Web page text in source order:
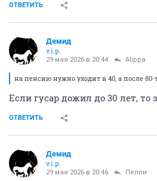
ОТВЕТИТЬ
Демид
v.i.p.
29 мая 2026 в 20:44 Alippa
на пенсию нужно уходит в 40, а после
Если гусар дожил до 30 лет, то
ОТВЕТИТЬ
Демид
v.i.p.
29 мая 2026 в 20:46 Пепnи